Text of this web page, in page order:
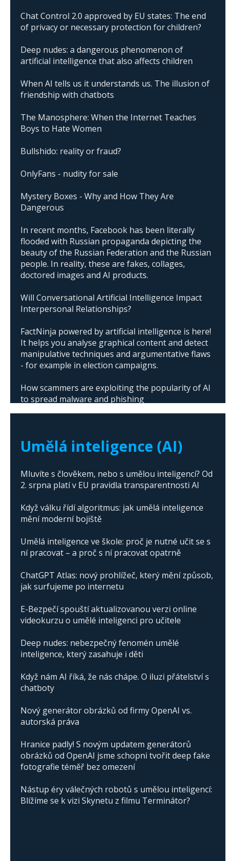
Chat Control 2.0 approved by EU states: The end
of privacy or necessary protection for children?
Deep nudes: a dangerous phenomenon of
artificial intelligence that also affects children
When AI tells us it understands us. The illusion of
friendship with chatbots
The Manosphere: When the Internet Teaches
Boys to Hate Women
Bullshido: reality or fraud?
OnlyFans - nudity for sale
Mystery Boxes - Why and How They Are
Dangerous
In recent months, Facebook has been literally
flooded with Russian propaganda depicting the
beauty of the Russian Federation and the Russian
people. In reality, these are fakes, collages,
doctored images and AI products.
Will Conversational Artificial Intelligence Impact
Interpersonal Relationships?
FactNinja powered by artificial intelligence is here!
It helps you analyse graphical content and detect
manipulative techniques and argumentative flaws
- for example in election campaigns.
How scammers are exploiting the popularity of AI
to spread malware and phishing
Umělá inteligence (AI)
Mluvíte s člověkem, nebo s umělou inteligencí? Od
2. srpna platí v EU pravidla transparentnosti AI
Když válku řídí algoritmus: jak umělá inteligence
mění moderní bojiště
Umělá inteligence ve škole: proč je nutné učit se s
ní pracovat – a proč s ní pracovat opatrně
ChatGPT Atlas: nový prohlížeč, který mění způsob,
jak surfujeme po internetu
E-Bezpečí spouští aktualizovanou verzi online
videokurzu o umělé inteligenci pro učitele
Deep nudes: nebezpečný fenomén umělé
inteligence, který zasahuje i děti
Když nám AI říká, že nás chápe. O iluzi přátelství s
chatboty
Nový generátor obrázků od firmy OpenAI vs.
autorská práva
Hranice padly! S novým updatem generátorů
obrázků od OpenAI jsme schopni tvořit deep fake
fotografie téměř bez omezení
Nástup éry válečných robotů s umělou inteligencí:
Blížíme se k vizi Skynetu z filmu Terminátor?